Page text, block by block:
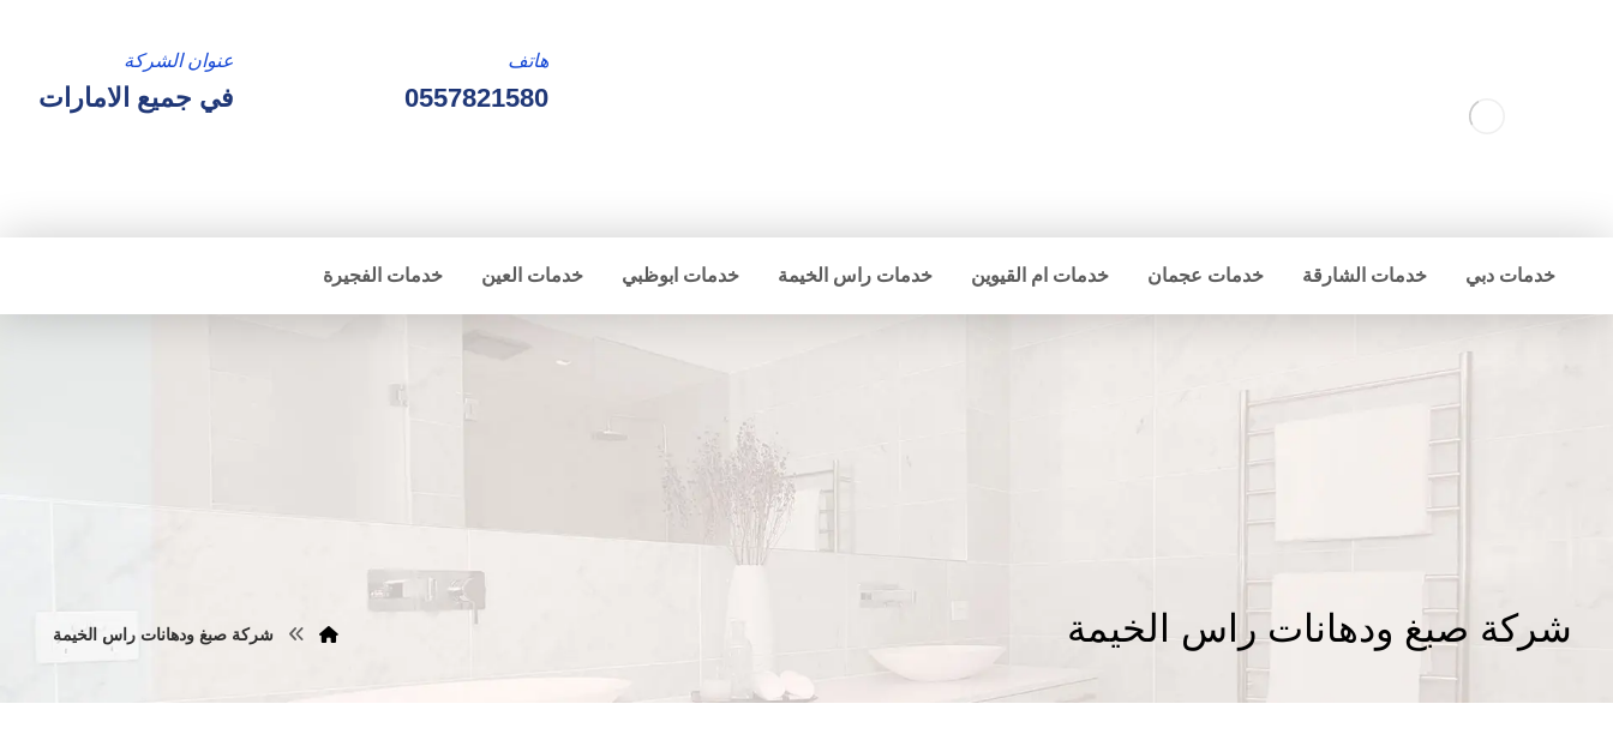
عنوان الشركة
في جميع الامارات
هاتف
0557821580
خدمات دبي خدمات الشارقة خدمات عجمان خدمات ام القيوين خدمات راس الخيمة خدمات ابوظبي خدمات العين خدمات الفجيرة
شركة صبغ ودهانات راس الخيمة شركة صبغ ودهانات راس الخيمة